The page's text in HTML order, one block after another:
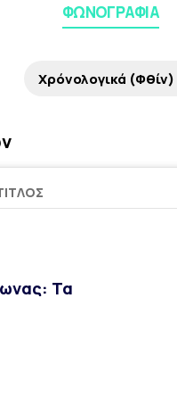
ΦΩΝΟΓΡΑΦΊΑ
Τα